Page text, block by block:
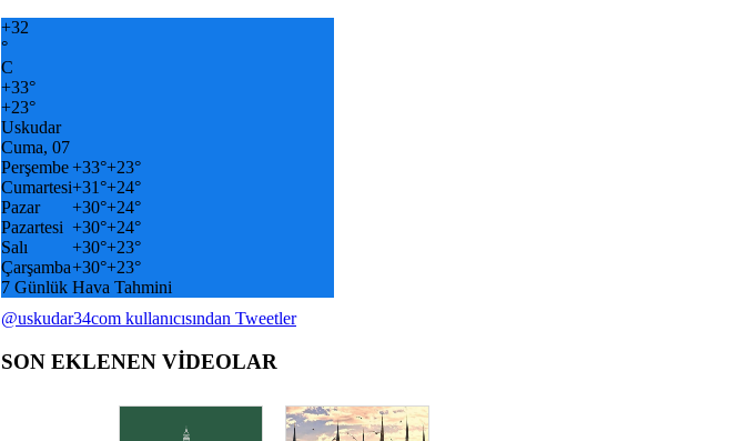
+32
°
C
+33°
+23°
Uskudar
Cuma, 07
Perşembe+33°+23°
Cumartesi+31°+24°
Pazar
+30°+24°
Pazartesi +30°+24°
Salı
+30°+23°
Çarşamba+30°+23°
7 Günlük Hava Tahmini
@uskudar34com kullanıcısından Tweetler
SON EKLENEN VİDEOLAR